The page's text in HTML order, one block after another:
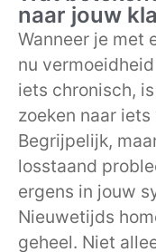
naar jouw
Wanneer je met
nu
iets chronisch,
zoeken naar
Begrijpelijk,
losstaand
ergens in jouw
Nieuwetijds
geheel. Niet